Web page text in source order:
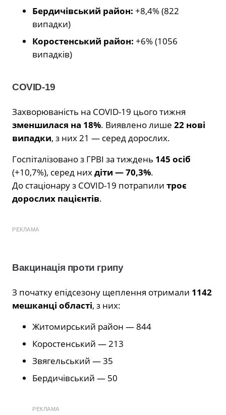
Бердичівський район: +8,4% (822
випадки)
Коростенський район: +6% (1056
випадків)
COVID-19
Захворюваність на COVID-19 цього тижня
зменшилася на 18%. Виявлено лише 22 нові
випадки, з них 21 — серед дорослих.
Госпіталізовано з ГРВІ за тиждень 145 осіб
(+10,7%), серед нихдіти — 70,3%.
До стаціонару з COVID-19 потрапили троє
дорослих пацієнтів.
РЕКЛАМА
Вакцинація проти грипу
З початку епідсезону щеплення отримали 1142
мешканці області, з них:
Житомирський район — 844
Коростенський — 213
Звягельський — 35
Бердичівський — 50
РЕКЛАМА